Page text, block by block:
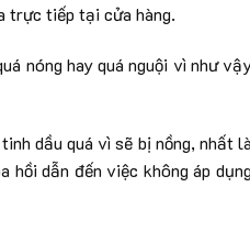
trực tiếp tại cửa hàng.
nóng hay quá nguội vì như
dầu quá vì sẽ bị nồng, nhất là
hồi dẫn đến việc không áp dụng